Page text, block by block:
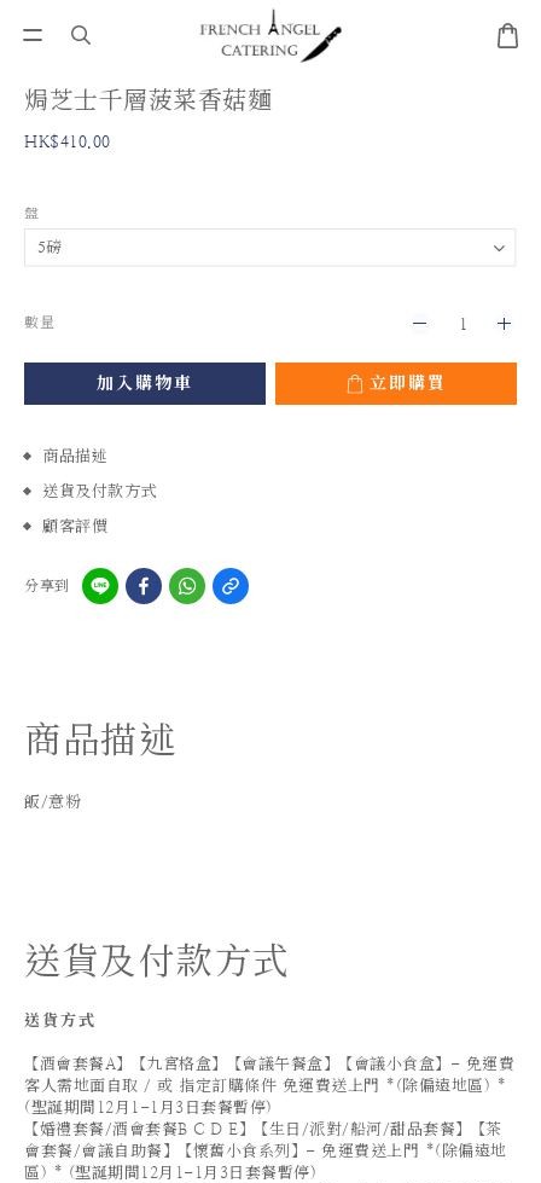
焗芝士千層菠菜香菇麵
HK$410.00
盤
數量
加入購物車 立即購買
商品描述
送貨及付款方式
顧客評價
分享到
商品描述
飯/意粉
送貨及付款方式
送貨方式
【酒會套餐A】【九宮格盒】【會議午餐盒】【會議小食盒】- 免運費
客人需地面自取 / 或 指定訂購條件 免運費送上門 *(除偏遠地區) *
(聖誕期間12月1-1月3日套餐暫停)
【婚禮套餐/酒會套餐B C D E】【生日/派對/船河/甜品套餐】【茶
會套餐/會議自助餐】【懷舊小食系列】- 免運費送上門 *(除偏遠地
區) * (聖誕期間12月1-1月3日套餐暫停)